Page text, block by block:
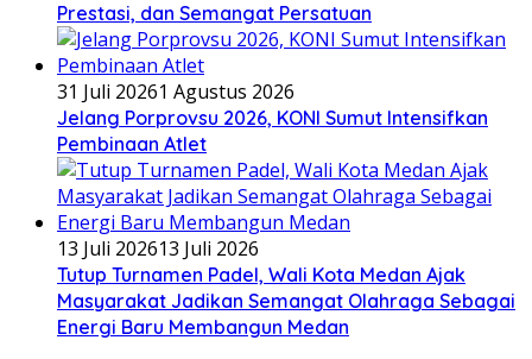
Prestasi, dan Semangat Persatuan
31 Juli 20261 Agustus 2026
Jelang Porprovsu 2026, KONI Sumut Intensifkan
Pembinaan Atlet
13 Juli 202613 Juli 2026
Tutup Turnamen Padel, Wali Kota Medan Ajak
Masyarakat Jadikan Semangat Olahraga Sebagai
Energi Baru Membangun Medan